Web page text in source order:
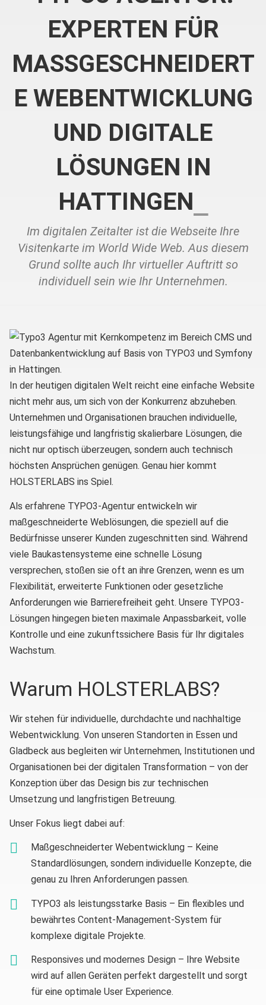
EXPERTEN FÜR
MASSGESCHNEIDERTE
WEBENTWICKLUNG U
ND DIGITALE L
ÖSUNGEN IN H
ATTINGEN
Im digitalen Zeitalter ist die Webseite Ihre
Visitenkarte im World Wide Web. Aus diesem
Grund sollte auch Ihr virtueller Auftritt so
individuell sein wie Ihr Unternehmen.
In der heutigen digitalen Welt reicht eine einfache Website
nicht mehr aus, um sich von der Konkurrenz abzuheben.
Unternehmen und Organisationen brauchen individuelle,
leistungsfähige und langfristig skalierbare Lösungen, die
nicht nur optisch überzeugen, sondern auch technisch
höchsten Ansprüchen genügen. Genau hier kommt
HOLSTERLABS ins Spiel.
Als erfahrene TYPO3-Agentur entwickeln wir
maßgeschneiderte Weblösungen, die speziell auf die
Bedürfnisse unserer Kunden zugeschnitten sind. Während
viele Baukastensysteme eine schnelle Lösung
versprechen, stoßen sie oft an ihre Grenzen, wenn es um
Flexibilität, erweiterte Funktionen oder gesetzliche
Anforderungen wie Barrierefreiheit geht. Unsere TYPO3-
Lösungen hingegen bieten maximale Anpassbarkeit, volle
Kontrolle und eine zukunftssichere Basis für Ihr digitales
Wachstum.
Warum HOLSTERLABS?
Wir stehen für individuelle, durchdachte und nachhaltige
Webentwicklung. Von unseren Standorten in Essen und
Gladbeck aus begleiten wir Unternehmen, Institutionen und
Organisationen bei der digitalen Transformation – von der
Konzeption über das Design bis zur technischen
Umsetzung und langfristigen Betreuung.
Unser Fokus liegt dabei auf:
Maßgeschneiderter Webentwicklung – Keine
Standardlösungen, sondern individuelle Konzepte, die
genau zu Ihren Anforderungen passen.
TYPO3 als leistungsstarke Basis – Ein flexibles und
bewährtes Content-Management-System für
komplexe digitale Projekte.
Responsives und modernes Design – Ihre Website
wird auf allen Geräten perfekt dargestellt und sorgt
für eine optimale User Experience.